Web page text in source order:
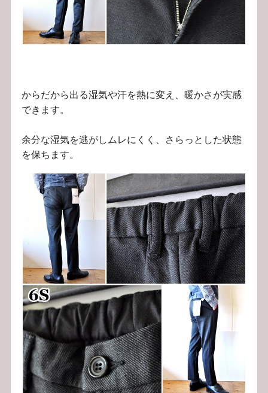
からだから出る湿気や汗を熱に変え、暖かさが実感
できます。
余分な湿気を逃がしムレにくく、さらっとした状態
を保ちます。